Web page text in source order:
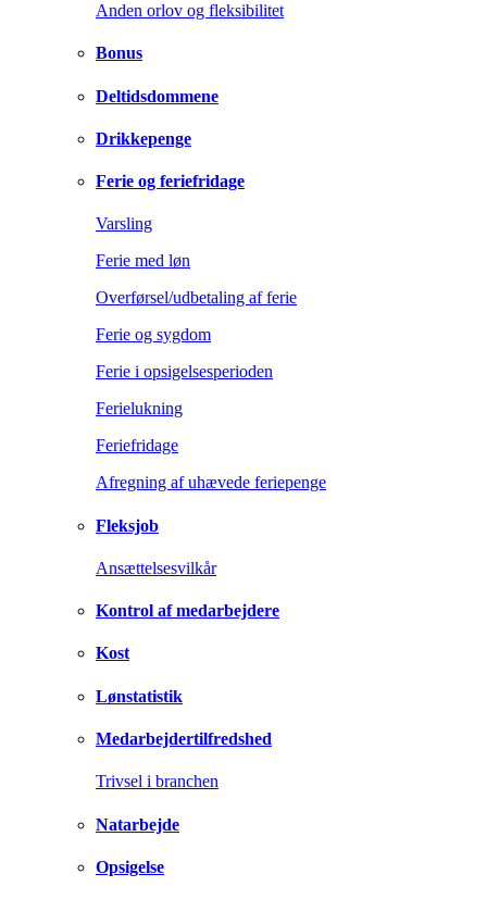
Anden orlov og fleksibilitet
Bonus
Deltidsdommene
Drikkepenge
Ferie og feriefridage
Varsling
Ferie med løn
Overførsel/udbetaling af ferie
Ferie og sygdom
Ferie i opsigelsesperioden
Ferielukning
Feriefridage
Afregning af uhævede feriepenge
Fleksjob
Ansættelsesvilkår
Kontrol af medarbejdere
Kost
Lønstatistik
Medarbejdertilfredshed
Trivsel i branchen
Natarbejde
Opsigelse